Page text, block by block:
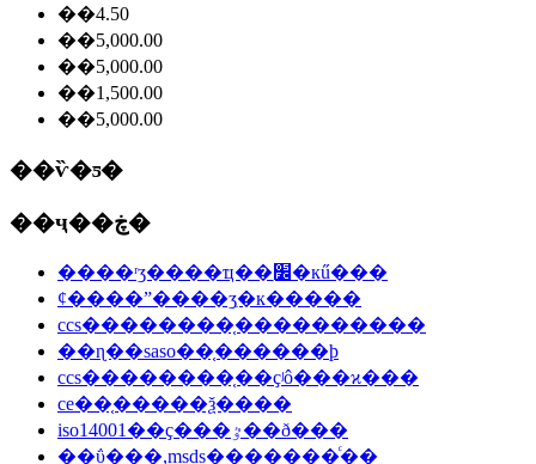
��4.50
��5,000.00
��5,000.00
��1,500.00
��5,000.00
��ѷ�ƽ�
��ҷ��ڿ�
����ʳʒ����ҵ��׼ִ�кű���
ȼ����ˮ����ʒִ�к�����
ccs��������֤����������
��ɳ��saso��֤������ϸ
ccs��������֤��ҫʲô���ϰ���
ce��֤�����ѯ����
iso14001��ҫ���ٷ��ð���
��ΰ���,msds�������ͨ��